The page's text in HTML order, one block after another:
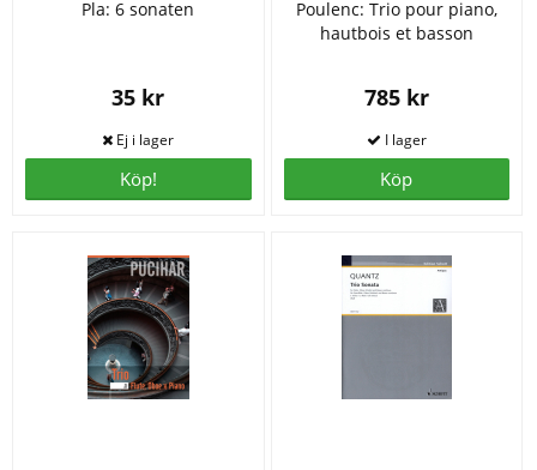
Pla: 6 sonaten
35 kr
Köp!
Poulenc: Trio pour piano,
hautbois et basson
785 kr
Köp